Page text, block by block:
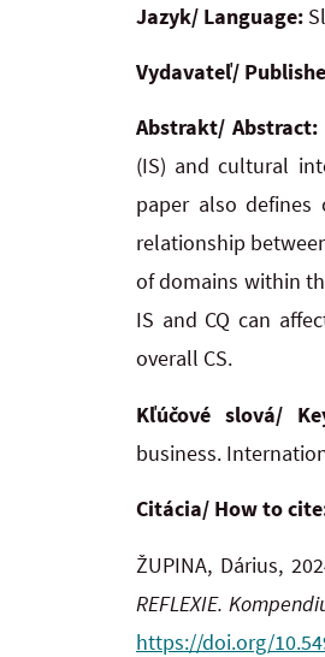
Jazyk/ Language:
Vydavateľ/
Abstrakt/ Abstract:
(IS) and cultural
paper also defines
relationship
of domains within
IS and CQ can
overall CS.
Kľúčové slová/
business.
Citácia/ How to
ŽUPINA, Dárius,
REFLEXIE.
https://doi.org/